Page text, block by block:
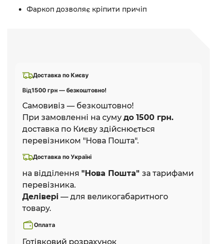
Доставка по Києву
Від1500 грн — безкоштовно!
Самовивіз — безкоштовно!
При замовленні на суму до 1500 грн.
доставка по Києву здійснюється
перевізником "Нова Пошта".
Доставка по Україні
на відділення "Нова Пошта" за тарифами
перевізника.
Делівері — для великогабаритного
товару.
Оплата
Готівковий розрахунок
Фаркоп дозволяє кріпити причіп